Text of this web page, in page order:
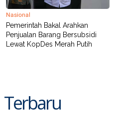
Nasional
Pemerintah Bakal Arahkan
Penjualan Barang Bersubsidi
Lewat KopDes Merah Putih
Terbaru